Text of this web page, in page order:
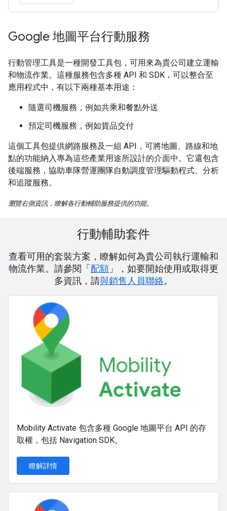
Google 地圖平台行動服務
行動管理工具是一種開發工具包，可用來為貴公司建立運輸
和物流作業。這種服務包含多種 API 和 SDK，可以整合至
應用程式中，有以下兩種基本用途：
隨選司機服務，例如共乘和餐點外送
預定司機服務，例如貨品交付
這個工具包提供網路服務及一組 API，可將地圖、路線和地
點的功能納入專為這些產業用途所設計的介面中。它還包含
後端服務，協助車隊營運團隊自動調度管理驅動程式、分析
和追蹤服務。
瀏覽右側資訊，瞭解各行動輔助服務提供的功能。
行動輔助套件
查看可用的套裝方案，瞭解如何為貴公司執行運輸和
物流作業。請參閱「 配額 」，如要開始使用或取得更
多資訊，請與銷售人員聯絡。
Mobility Activate 包含多種 Google 地圖平台 API 的存
取權，包括 Navigation SDK。
瞭解詳情